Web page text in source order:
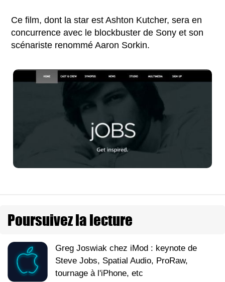
Ce film, dont la star est Ashton Kutcher, sera en
concurrence avec le blockbuster de Sony et son
scénariste renommé Aaron Sorkin.
Poursuivez la lecture
Greg Joswiak chez iMod : keynote de
Steve Jobs, Spatial Audio, ProRaw,
tournage à l'iPhone, etc